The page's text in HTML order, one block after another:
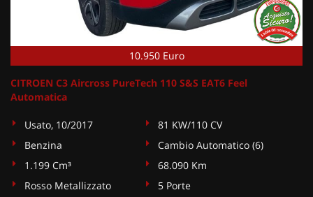
10.950 Euro
CITROEN C3 Aircross PureTech 110 S&S EAT6 Feel
Automatica
Usato, 10/2017
81 KW/110 CV
Benzina
Cambio Automatico (6)
1.199 Cm³
68.090 Km
Rosso Metallizzato
5 Porte